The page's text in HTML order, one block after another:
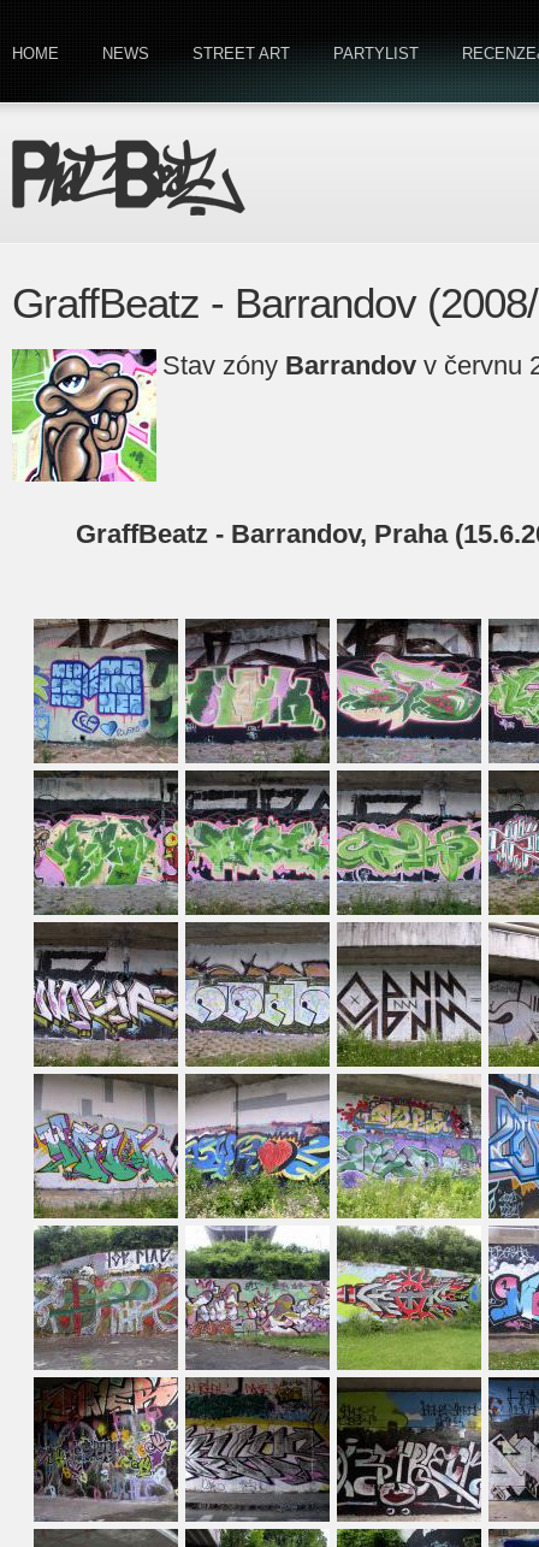
HOME NEWS STREET ART PARTYLIST
GraffBeatz - Barrandov
Stav zóny Barrandov v červnu
GraffBeatz - Barrandov, Praha